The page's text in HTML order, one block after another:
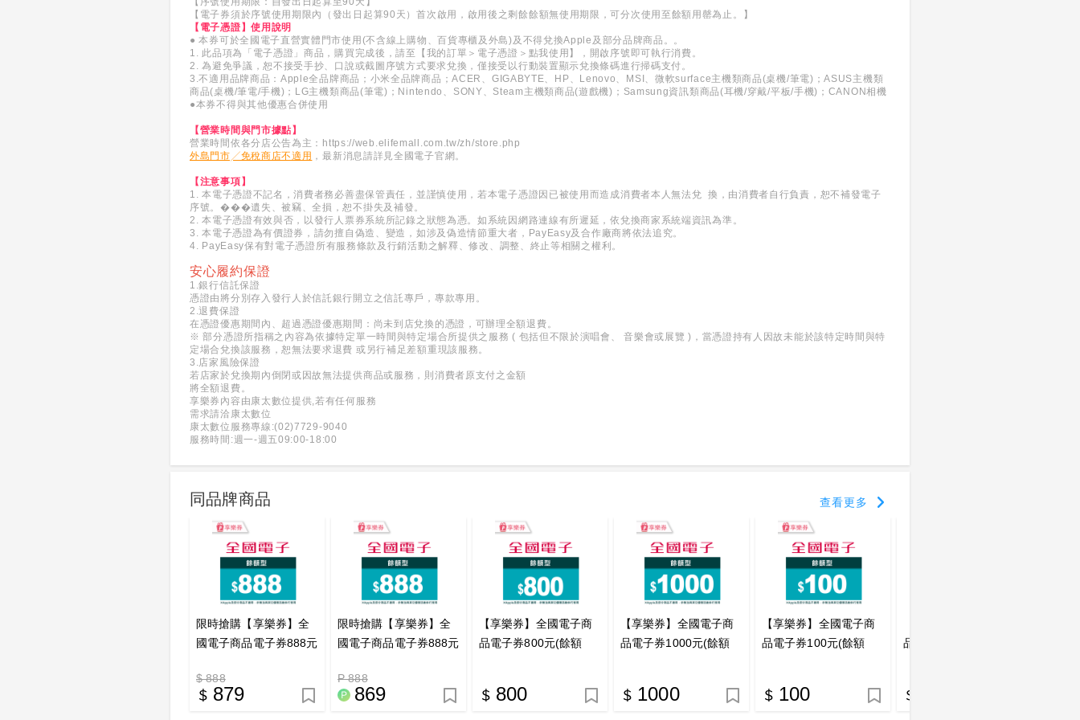
【電子券須於序號使用期限內（發出日起算90天）首次啟用，啟用後之剩餘餘額無使用期限，可分次使用至餘額用罄為止。】
【電子憑證】使用說明
● 本券可於全國電子直營實體門市使用(不含線上購物、百貨專櫃及外島)及不得兌換Apple及部分品牌商品。。
1. 此品項為「電子憑證」商品，購買完成後，請至【我的訂單＞電子憑證＞點我使用】，開啟序號即可執行消費。
2. 為避免爭議，恕不接受手抄、口說或截圖序號方式要求兌換，僅接受以行動裝置顯示兌換條碼進行掃碼支付。
3.不適用品牌商品：Apple全品牌商品；小米全品牌商品；ACER、GIGABYTE、HP、Lenovo、MSI、微軟surface主機類商品(桌機/筆電)；ASUS主機類
商品(桌機/筆電/手機)；LG主機類商品(筆電)；Nintendo、SONY、Steam主機類商品(遊戲機)；Samsung資訊類商品(耳機/穿戴/平板/手機)；CANON相機
●本券不得與其他優惠合併使用
【營業時間與門市據點】
營業時間依各分店公告為主： https://web.elifemall.com.tw/zh/store.php
外島門市╱免稅商店不適用 ，最新消息請詳見全國電子官網。
【注意事項】
1. 本電子憑證不記名，消費者務必善盡保管責任，並謹慎使用，若本電子憑證因已被使用而造成消費者本人無法兌 換，由消費者自行負責，恕不補發電子
序號。���遺失、被竊、全損，恕不掛失及補發。
2. 本電子憑證有效與否，以發行人票券系統所記錄之狀態為憑。如系統因網路連線有所遲延，依兌換商家系統端資訊為準。
3. 本電子憑證為有價證券，請勿擅自偽造、變造，如涉及偽造情節重大者，PayEasy及合作廠商將依法追究。
4. PayEasy保有對電子憑證所有服務條款及行銷活動之解釋、修改、調整、終止等相關之權利。
安心履約保證
1.銀行信託保證
憑證由將分別存入發行人於信託銀行開立之信託專戶，專款專用。
2.退費保證
在憑證優惠期間內、超過憑證優惠期間：尚未到店兌換的憑證，可辦理全額退費。
※ 部分憑證所指稱之內容為依據特定單一時間與特定場合所提供之服務 ( 包括但不限於演唱會、 音樂會或展覽 )，當憑證持有人因故未能於該特定時間與特
定場合兌換該服務，恕無法要求退費 或另行補足差額重現該服務。
3.店家風險保證
若店家於兌換期內倒閉或因故無法提供商品或服務，則消費者原支付之金額
將全額退費。
享樂券內容由康太數位提供,若有任何服務
需求請洽康太數位
康太數位服務專線:(02)7729-9040
服務時間:週一-週五09:00-18:00
同品牌商品 查看更多
限時搶購【享樂券】全
國電子商品電子券888元
$ 888
879
限時搶購【享樂券】全
國電子商品電子券888元
子憑證
P 888
869
【享樂券】全國電子商
品電子券800元(餘額
800
【享樂券】全國電子商
品電子券1000元(餘額
1000
【享樂券】全國電子商
品電子券100元(餘額
100
品電子券1688元(餘額